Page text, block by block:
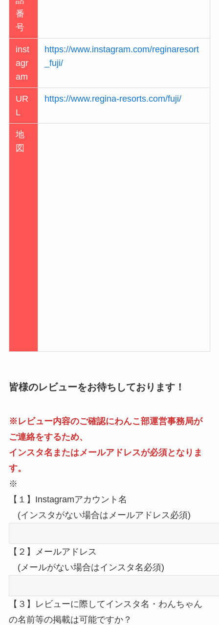
番
号
inst
agr
am
https://www.instagram.com/reginaresort
_fuji/
UR
L
https://www.regina-resorts.com/fuji/
地
図
皆様のレビューをお待ちしております！
※レビュー内容のご確認にわんこ部運営事務局が
ご連絡をするため、
インスタ名またはメールアドレスが必須となりま
す。
※
【１】Instagramアカウント名
(インスタがない場合はメールアドレス必須)
【２】メールアドレス
(メールがない場合はインスタ名必須)
【３】レビューに際してインスタ名・わんちゃん
の名前等の掲載は可能ですか？